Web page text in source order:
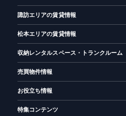
諏訪エリアの賃貸情報
松本エリアの賃貸情報
収納レンタルスペース・トランクルーム
売買物件情報
お役立ち情報
特集コンテンツ